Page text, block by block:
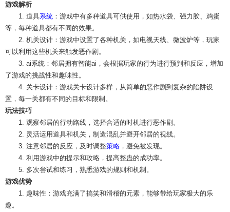
游戏解析
1. 道具系统 ：游戏中有多种道具可供使用，如热水袋、强力胶、鸡蛋
等，每种道具都有不同的效果。
2. 机关设计：游戏中设置了各种机关，如电视天线、微波炉等，玩家
可以利用这些机关来触发恶作剧。
3. ai系统：邻居拥有智能ai，会根据玩家的行为进行预判和反应，增加
了游戏的挑战性和趣味性。
4. 关卡设计：游戏关卡设计多样，从简单的恶作剧到复杂的陷阱设
置，每一关都有不同的目标和限制。
玩法技巧
1. 观察邻居的行动路线，选择合适的时机进行恶作剧。
2. 灵活运用道具和机关，制造混乱并避开邻居的视线。
3. 注意邻居的反应，及时调整策略 ，避免被发现。
4. 利用游戏中的提示和攻略，提高整蛊的成功率。
5. 多次尝试和练习，熟悉游戏的规则和机制。
游戏优势
1. 趣味性：游戏充满了搞笑和滑稽的元素，能够带给玩家极大的乐
趣。